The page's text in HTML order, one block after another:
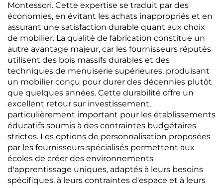
Montessori. Cette expertise se traduit par des
économies, en évitant les achats inappropriés et en
assurant une satisfaction durable quant aux choix
de mobilier. La qualité de fabrication constitue un
autre avantage majeur, car les fournisseurs réputés
utilisent des bois massifs durables et des
techniques de menuiserie supérieures, produisant
un mobilier conçu pour durer des décennies plutôt
que quelques années. Cette durabilité offre un
excellent retour sur investissement,
particulièrement important pour les établissements
éducatifs soumis à des contraintes budgétaires
strictes. Les options de personnalisation proposées
par les fournisseurs spécialisés permettent aux
écoles de créer des environnements
d'apprentissage uniques, adaptés à leurs besoins
spécifiques, à leurs contraintes d'espace et à leurs